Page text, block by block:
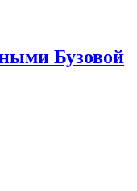
Бузовой